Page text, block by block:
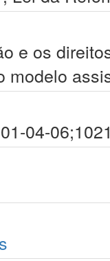
e os
modelo
04-